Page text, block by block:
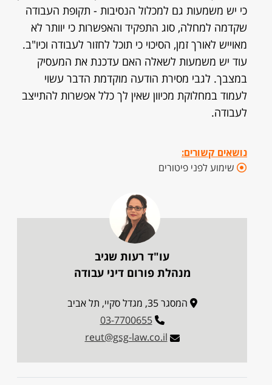
כי יש משמעות גם למכלול הנסיבות - תקופת העבודה
שקדמה למחלה, סוג התפקיד והאפשרות כי יוותר לא
מאוייש לאורך זמן, הסיכוי כי תוכל לחזור לעבודה וכיו"ב.
עוד יש משמעות לשאלה האם עדכנת את המעסיק
במצבך. לגבי מסירת הודעה מוקדמת הדבר עשוי
לעמוד במחלוקת מכיוון שאין לך כלל אפשרות להתייצב
לעבודה.
נושאים קשורים:
שימוע לפני פיטורים
עו"ד רעות שגיב
מנהלת פורום דיני עבודה
המסגר 35, מגדל סקיי, תל אביב
03-7700655
reut@gsg-law.co.il